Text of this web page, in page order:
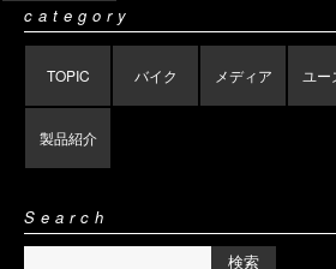
category
TOPIC バイク メディア ユー
製品紹介
Search